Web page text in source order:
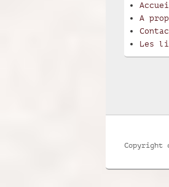
A
Les
Copyright